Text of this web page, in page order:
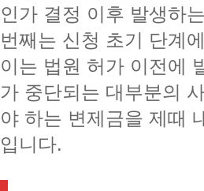
인가 결정 이후 발생하
번째는 신청 초기 단계
이는 법원 허가 이전에
가 중단되는 대부분의
야 하는 변제금을 제때
입니다.